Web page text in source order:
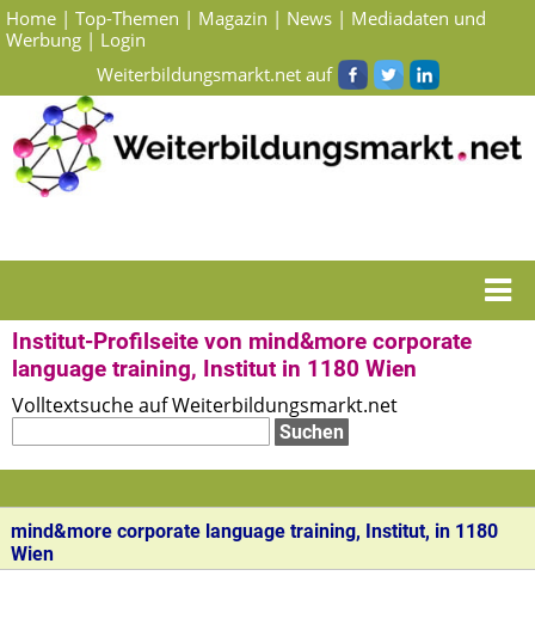
Home | Top-Themen | Magazin | News | Mediadaten und
Werbung | Login
Weiterbildungsmarkt.net auf
Institut-Profilseite von mind&more corporate
language training, Institut in 1180 Wien
Volltextsuche auf Weiterbildungsmarkt.net
mind&more corporate language training, Institut, in 1180
Wien